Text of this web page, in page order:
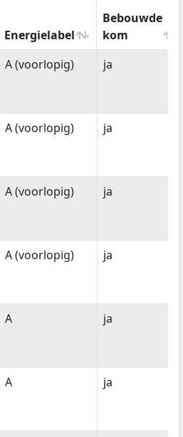
Energielabel
Bebouwde
kom
Energielabel
Bebouwde
kom
A (voorlopig) ja
A (voorlopig) ja
A (voorlopig) ja
A (voorlopig) ja
A ja
A ja